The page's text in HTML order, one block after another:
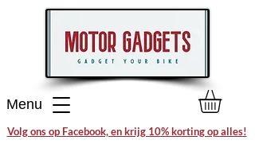
Menu
Volg ons op Facebook, en krijg 10% korting op alles!